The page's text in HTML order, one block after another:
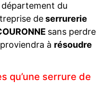
du
deserrurerie
sans perdre
à résoudre
qu’une serrure de